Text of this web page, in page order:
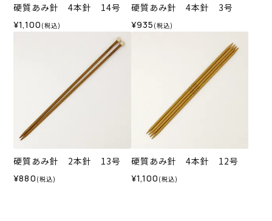
硬質あみ針 4本針 14号
¥1,100 (税込)
硬質あみ針 4本針 3号
¥935 (税込)
硬質あみ針 2本針 13号
¥880 (税込)
硬質あみ針 4本針 12号
¥1,100 (税込)